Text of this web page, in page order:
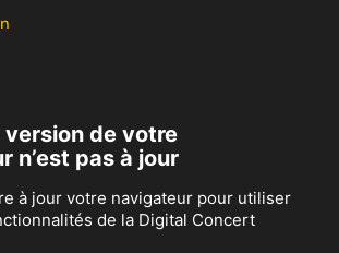
version de votre
n’est pas à jour
à jour votre navigateur pour utiliser
de la Digital Concert